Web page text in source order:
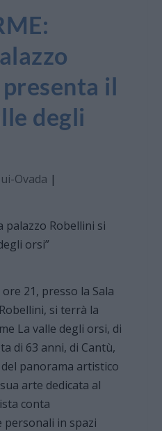
il
degli
Ovada |
21, presso la Sala
si terrà la
La valle degli orsi, di
di 63 anni, di Cantù,
panorama artistico
arte dedicata al
conta
in spazi